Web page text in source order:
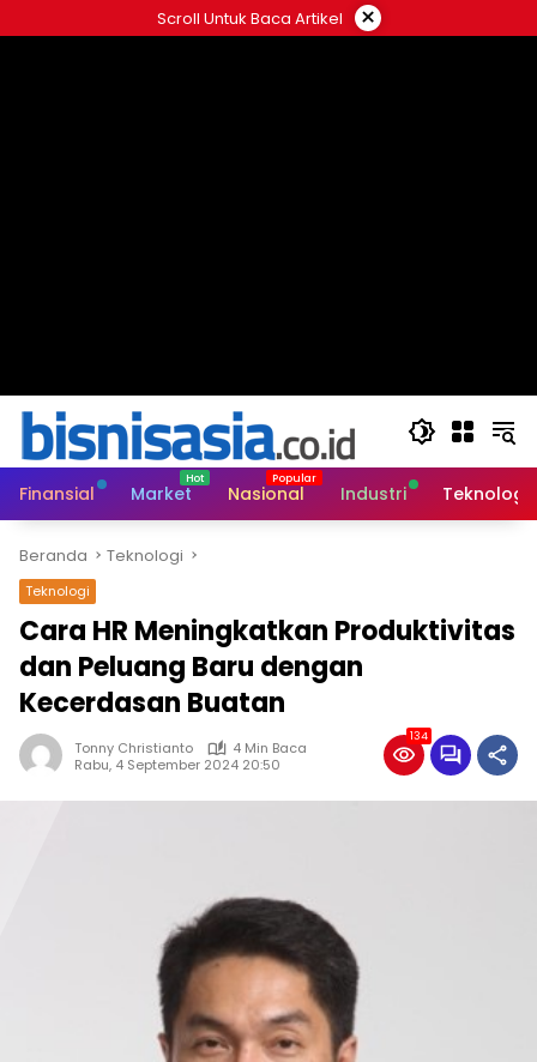
ke
Scroll Untuk Baca Artikel ×
Finansial Market Nasional Industri Teknologi
Beranda Teknologi
Teknologi
Cara HR Meningkatkan Produktivitas
dan Peluang Baru dengan
Kecerdasan Buatan
Tonny Christianto
4 Min Baca
Rabu, 4 September 2024 20:50
134